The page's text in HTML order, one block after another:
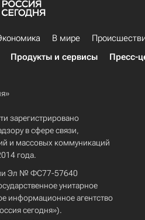
В мире
Продукты и сервисы Пресс-
зарегистрировано
в сфере связи,
и массовых коммуникаций
года.
Эл № ФС77-57640
унитарное
информационное агентство
сегодня»).